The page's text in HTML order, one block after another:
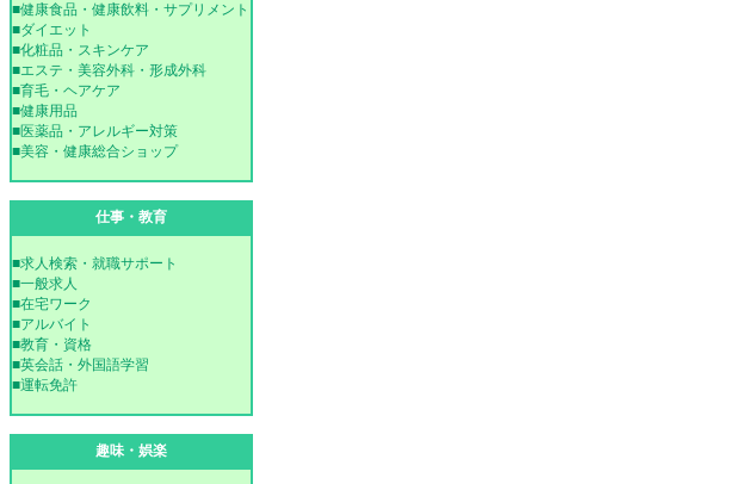
■健康食品・健康飲料・サプリメント
■ダイエット
■化粧品・スキンケア
■エステ・美容外科・形成外科
■育毛・ヘアケア
■健康用品
■医薬品・アレルギー対策
■美容・健康総合ショップ
仕事・教育
■求人検索・就職サポート
■一般求人
■在宅ワーク
■アルバイト
■教育・資格
■英会話・外国語学習
■運転免許
趣味・娯楽